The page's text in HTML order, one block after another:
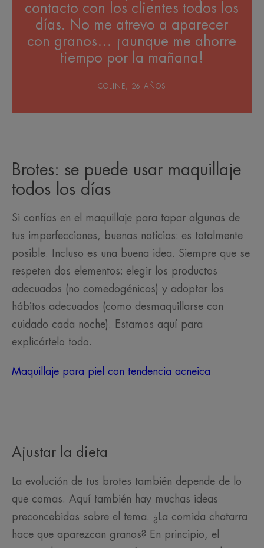
contacto con los clientes todos los
días. No me atrevo a aparecer
con granos… ¡aunque me ahorre
tiempo por la mañana!
COLINE, 26 AÑOS
Brotes: se puede usar maquillaje
todos los días
Si confías en el maquillaje para tapar algunas de
tus imperfecciones, buenas noticias: es totalmente
posible. Incluso es una buena idea. Siempre que se
respeten dos elementos: elegir los productos
adecuados (no comedogénicos) y adoptar los
hábitos adecuados (como desmaquillarse con
cuidado cada noche). Estamos aquí para
explicártelo todo.
Maquillaje para piel con tendencia acneica
Ajustar la dieta
La evolución de tus brotes también depende de lo
que comas. Aquí también hay muchas ideas
preconcebidas sobre el tema. ¿La comida chatarra
hace que aparezcan granos? En principio, el